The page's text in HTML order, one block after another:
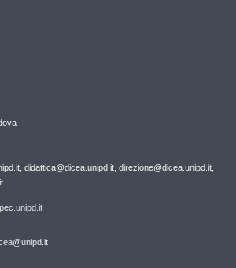
didattica@dicea.unipd.it, direzione@dicea.unipd.it,